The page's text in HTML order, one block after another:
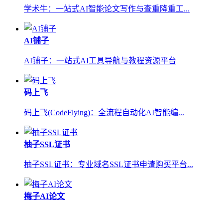
学术牛：一站式AI智能论文写作与查重降重工...
AI铺子
AI铺子：一站式AI工具导航与教程资源平台
码上飞
码上飞(CodeFlying)：全流程自动化AI智能编...
柚子SSL证书
柚子SSL证书：专业域名SSL证书申请购买平台...
梅子AI论文